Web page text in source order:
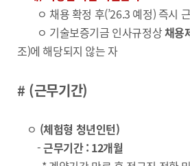
ㅇ 채용 확정 후(’26.3 예정) 즉시
ㅇ 기술보증기금 인사규정상채용
조)에 해당되지 않는 자
# (근무기간)
ㅇ (체험형 청년인턴)
-근무기간 : 12개월